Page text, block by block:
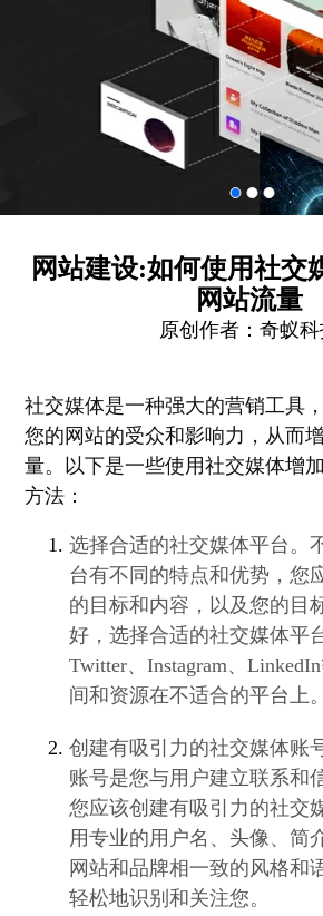
网站建设:如何使用社交
网站流量
原创作者： 奇蚁科
社交媒体是一种强大的营销工具
您的网站的受众和影响力，从而
量。以下是一些使用社交媒体增
方法：
选择合适的社交媒体平台。
台有不同的特点和优势，您
的目标和内容，以及您的目
好，选择合适的社交媒体平
Twitter、Instagram、
间和资源在不适合的平台上。
创建有吸引力的社交媒体账
账号是您与用户建立联系和
您应该创建有吸引力的社交
用专业的用户名、头像、简
网站和品牌相一致的风格和
轻松地识别和关注您。